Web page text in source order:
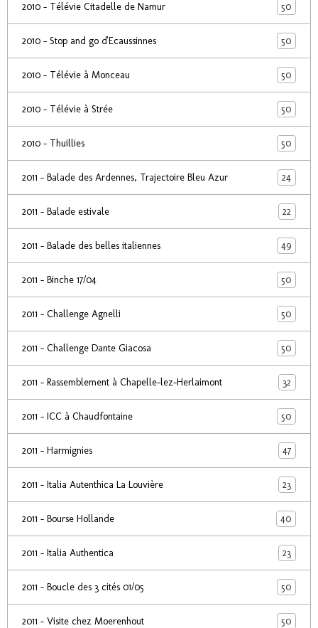
2010 - Télévie Citadelle de Namur 50
2010 - Stop and go d'Ecaussinnes 50
2010 - Télévie à Monceau 50
2010 - Télévie à Strée 50
2010 - Thuillies 50
2011 - Balade des Ardennes, Trajectoire Bleu Azur 24
2011 - Balade estivale 22
2011 - Balade des belles italiennes 49
2011 - Binche 17/04 50
2011 - Challenge Agnelli 50
2011 - Challenge Dante Giacosa 50
2011 - Rassemblement à Chapelle-lez-Herlaimont 32
2011 - ICC à Chaudfontaine 50
2011 - Harmignies 47
2011 - Italia Autenthica La Louvière 23
2011 - Bourse Hollande 40
2011 - Italia Authentica 23
2011 - Boucle des 3 cités 01/05 50
2011 - Visite chez Moerenhout 50